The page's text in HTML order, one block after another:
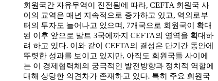
회원국간 자유무역이 진전됨에 따라, CEFTA 회원국 사
이의 교역은 매년 지속적으로 증가하고 있고, 역외로부
터의 투자도 늘어나고 있으며, 7개국으로 회원국이 확대
된 이후 앞으로 발트 3국에까지 CEFTA의 영역을 확대하
려 하고 있다. 이와 같이 CEFTA의 결성은 단기간 동안에
뚜렷한 성과를 보이고 있지만, 아직도 회원국들 사이에
는 이 경제협력체의 궁극적인 발전방향과 정치적 역할에
대해 상당한 의견차가 존재하고 있다. 특히 주요 회원국